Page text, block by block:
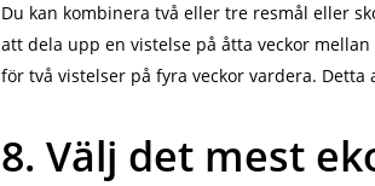
Du kan kombinera två eller tre resmål eller
att dela upp en vistelse på åtta veckor
för två vistelser på fyra veckor vardera.
8. Välj det mest